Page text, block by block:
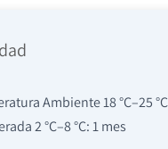
Ambiente 18 °C–25
2 °C–8 °C: 1 mes